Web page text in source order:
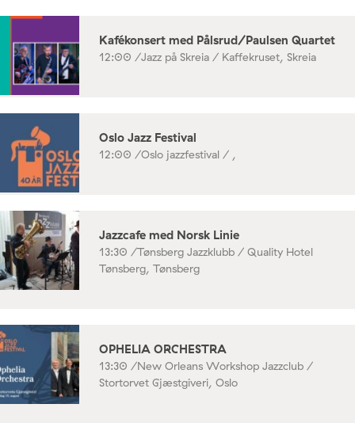
Kafékonsert med Pålsrud/Paulsen Quartet
12:00 /Jazz på Skreia / Kaffekruset, Skreia
Oslo Jazz Festival
12:00 /Oslo jazzfestival / ,
Jazzcafe med Norsk Linie
13:30 /Tønsberg Jazzklubb / Quality Hotel
Tønsberg, Tønsberg
OPHELIA ORCHESTRA
13:30 /New Orleans Workshop Jazzclub /
Stortorvet Gjæstgiveri, Oslo